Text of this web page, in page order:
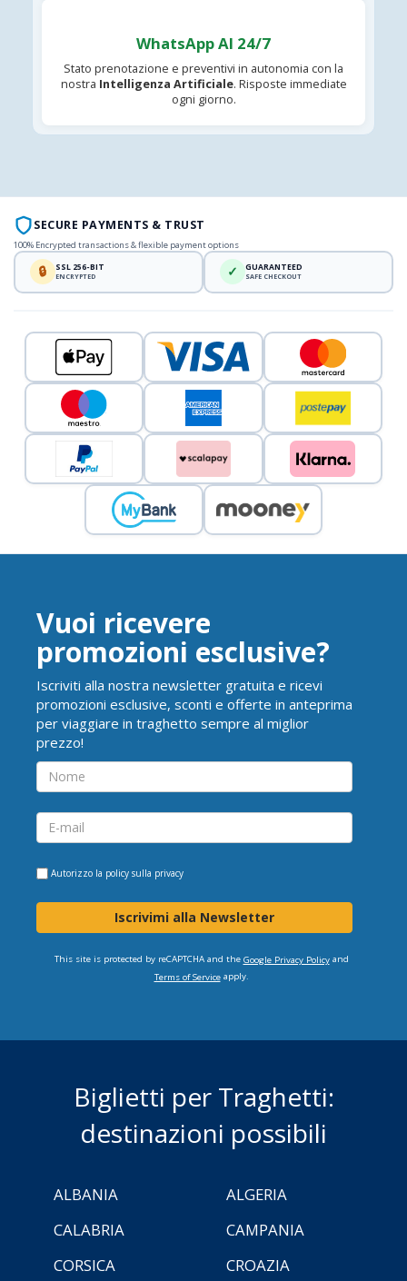
WhatsApp AI 24/7
Stato prenotazione e preventivi in autonomia con la
nostra Intelligenza Artificiale. Risposte immediate
ogni giorno.
SECURE PAYMENTS & TRUST
100% Encrypted transactions & flexible payment options
🔒 SSL 256-BIT
ENCRYPTED ✓ GUARANTEED
SAFE CHECKOUT
Vuoi ricevere
promozioni esclusive?
Iscriviti alla nostra newsletter gratuita e ricevi
promozioni esclusive, sconti e offerte in anteprima
per viaggiare in traghetto sempre al miglior
prezzo!
Autorizzo la policy sulla privacy
Iscrivimi alla Newsletter
This site is protected by reCAPTCHA and the Google Privacy Policyand
Terms of Serviceapply.
Biglietti per Traghetti:
destinazioni possibili
ALBANIA
ALGERIA
CALABRIA
CAMPANIA
CORSICA
CROAZIA